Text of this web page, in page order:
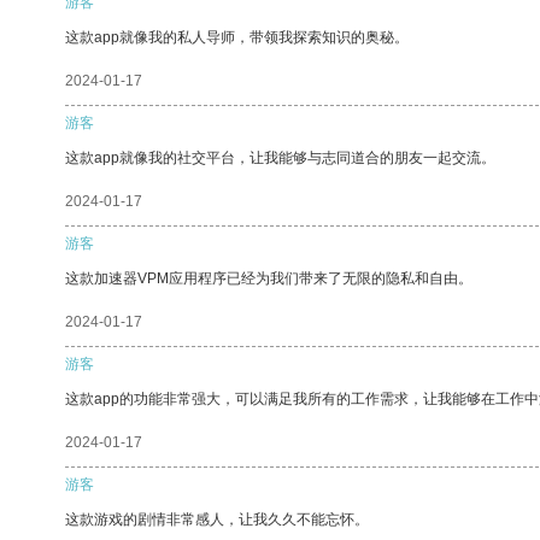
这款app就像我的私人导师，带领我探索知识的奥秘。
2024-01-17
游客
这款app就像我的社交平台，让我能够与志同道合的朋友一起交流。
2024-01-17
游客
这款加速器VPM应用程序已经为我们带来了无限的隐私和自由。
2024-01-17
游客
这款app的功能非常强大，可以满足我所有的工作需求，让我能够在工作中
2024-01-17
游客
这款游戏的剧情非常感人，让我久久不能忘怀。